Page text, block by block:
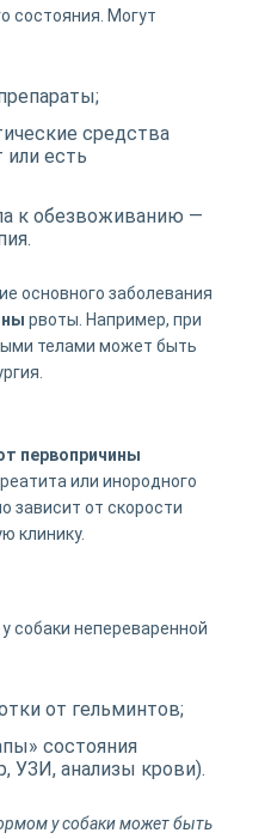
состояния. Могут
средства
или есть
к обезвоживанию —
основного заболевания
рвоты. Например, при
телами может быть
первопричины
или инородного
зависит от скорости
клинику.
собаки непереваренной
от гельминтов;
состояния
УЗИ, анализы крови).
у собаки может быть